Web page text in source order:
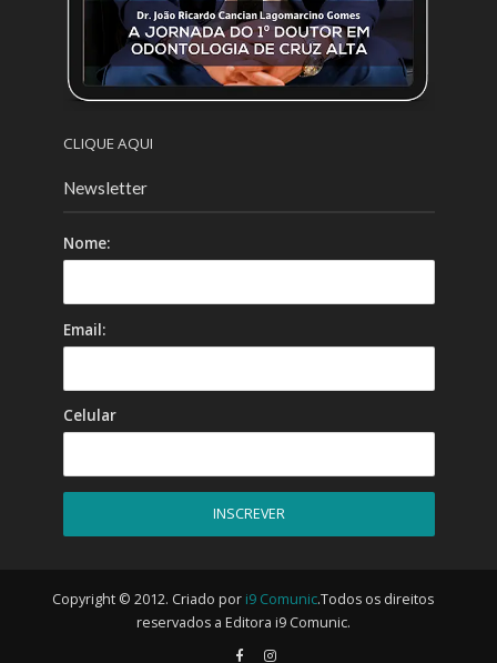
CLIQUE AQUI
Newsletter
Nome:
Email:
Celular
Copyright © 2012. Criado por i9 Comunic.Todos os direitos
reservados a Editora i9 Comunic.